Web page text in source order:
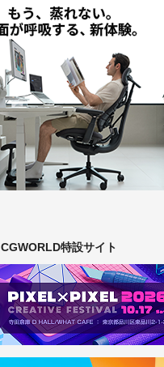
CGWORLD特設サイト